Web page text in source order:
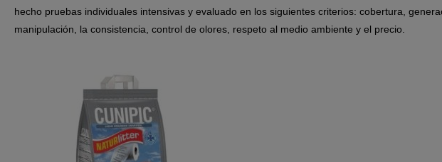
hecho pruebas individuales intensivas y evaluado en los siguientes criterios: cobertura,
manipulación, la consistencia, control de olores, respeto al medio ambiente y el precio.